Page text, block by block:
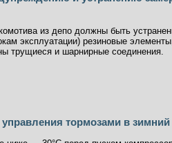
из депо должны быть
эксплуатации) резиновые
трущиеся и шарнирные соединения.
тормозами в